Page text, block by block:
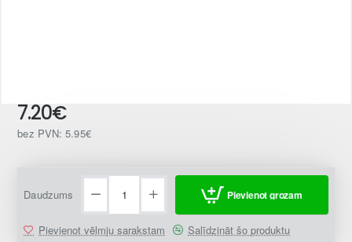
7.20€
bez PVN: 5.95€
Daudzums Pievienot grozam
Pievienot vēlmju sarakstam Salīdzināt šo produktu